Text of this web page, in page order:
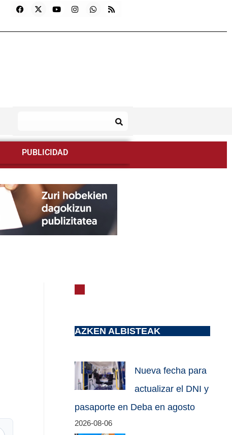
PUBLICIDAD
AZKEN ALBISTEAK
Nueva fecha para
actualizar el DNI y
pasaporte en Deba en agosto
2026-08-06